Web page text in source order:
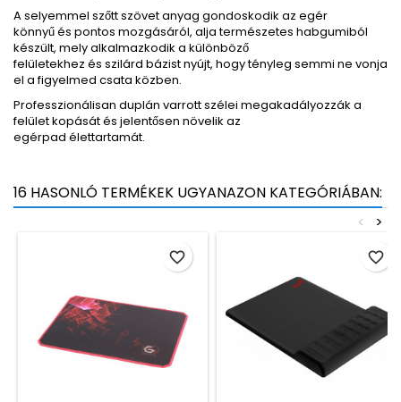
A selyemmel szőtt szövet anyag gondoskodik az egér
könnyű és pontos mozgásáról, alja természetes habgumiból
készült, mely alkalmazkodik a különböző
felületekhez és szilárd bázist nyújt, hogy tényleg semmi ne vonja
el a figyelmed csata közben.
Professzionálisan duplán varrott szélei megakadályozzák a
felület kopását és jelentősen növelik az
egérpad élettartamát.
16 HASONLÓ TERMÉKEK UGYANAZON KATEGÓRIÁBAN:
>
<
favorite_border favorite_border